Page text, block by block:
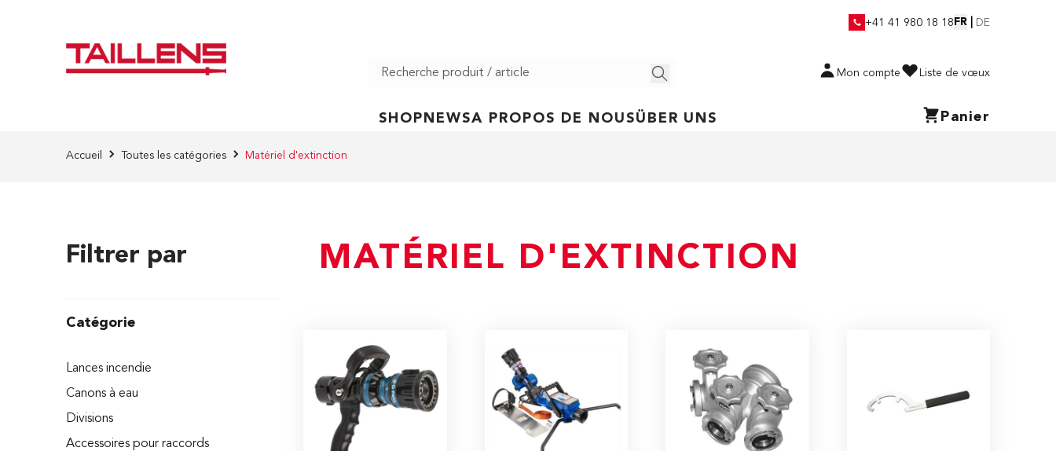
+41 41 980 18 18 FR DE
Mon compte Liste de vœux
SHOP NEWSA PROPOS DE NOUSÜBER UNS Panier
Accueil Toutes les catégories Matériel d'extinction
Filtrer par
Catégorie
Lances incendie
Canons à eau
Divisions
Accessoires pour raccords
MATÉRIEL D'EXTINCTION